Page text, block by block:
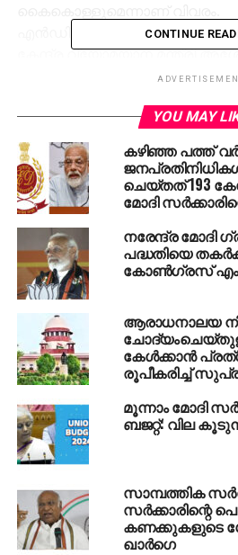
എന്‍ഡിഎ സഖ്യം ഉപേക്ഷിക്കാന്‍
കേന്ദ്ര വ്യോമയാന മന്ത്രി
കേന്ദ്ര സഹമന്ത്രി വൈ.എസ്
ആന്ധ്രപ്രദേശിനാവശ്യമായ
കേന്ദ്രം നല്‍കുന്നുണ്ടെന്നും
സാധ്യമല്ലെന്നും ബിജെപി
പിന്നോക്കാവസ്ഥ
നല്‍കുന്നത്. അതനുസരിച്ച്
പരിഗണനയെന്നും ബിജെപി
RELATED TOPICS:
ANDHRA SPECIAL
MODI GOVERNMENT
UP NEXT
വിശാല സഖ്യത്തിനായി
പ്രതിപക്ഷ നേതാക്കള്‍ക്ക്
അത്താഴ വിരുന്ന്
DON'T MISS
നേതാക്കളുടെ തലയില്‍
പാര്‍ട്ടിക്ക് പുതിയ
കാന്തപുരം
CONTINUE
YOU MAY
കഴിഞ്ഞ പത്ത്
ചെയ്തത് 193
മോദി
നരേന്ദ്ര മോദി
പദ്ധതിയെ
കോണ്‍ഗ്രസ്
ആരാധനാലയ
കേള്‍ക്കാന്‍
രൂപീകരിച്ച്
മൂന്നാം മോദി
ബജറ്റ്: വില
സാമ്പത്തിക
സർക്കാരിന്റെ
കണക്കുകളുടെ
ഖാർഗെ